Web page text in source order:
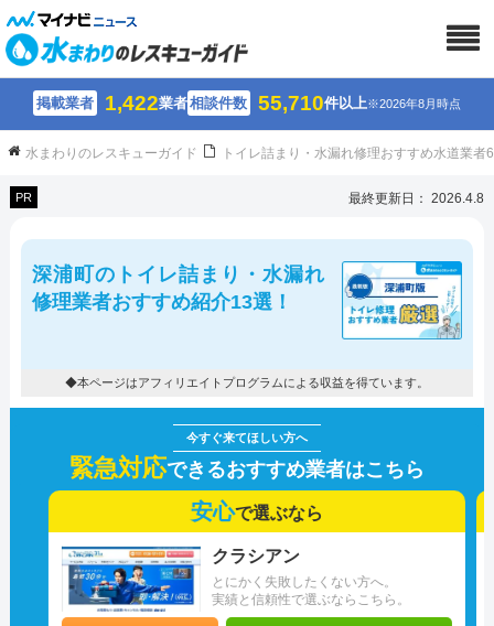
掲載業者 1,422業者相談件数 55,710件以上※2026年8月時点
水まわりのレスキューガイド トイレ詰まり・水漏れ修理おすすめ水道業
PR 最終更新日： 2026.4.8
深浦町のトイレ詰まり・水漏れ
修理業者おすすめ紹介13選！
◆本ページはアフィリエイトプログラムによる収益を得ています。
緊急対応できるおすすめ業者はこちら
安心で選ぶなら
とにかく失敗したくない方へ。
実績と信頼性で選ぶならこちら。
クラシアン